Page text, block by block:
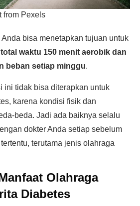
from Pexels
bisa menetapkan tujuan untuk
total waktu 150 menit aerobik dan
beban setiap minggu.
ini tidak bisa diterapkan untuk
karena kondisi fisik dan
beda. Jadi ada baiknya selalu
dokter Anda setiap sebelum
terutama jenis olahraga
Olahraga
Diabetes